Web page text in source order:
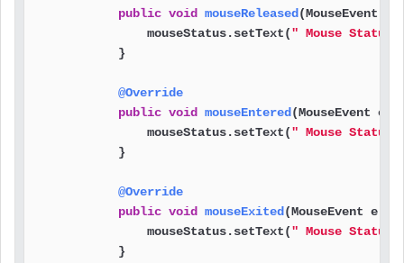
public void mouseReleased (MouseEvent e)
                mouseStatus.setText(
" Mouse Status:
            }
@Override
public void mouseEntered (MouseEvent e)
                mouseStatus.setText(
" Mouse Status:
            }
@Override
public void mouseExited (MouseEvent e)
                mouseStatus.setText(
" Mouse Status:
            }